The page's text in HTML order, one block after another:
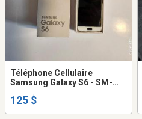
Téléphone Cellulaire
Samsung Galaxy S6 - SM-
125 $